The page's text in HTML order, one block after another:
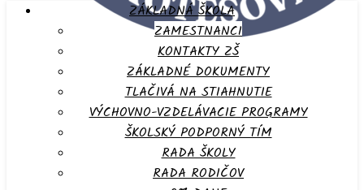
ZÁKLADNÁ ŠKOLA
ZAMESTNANCI
KONTAKTY ZŠ
ZÁKLADNÉ DOKUMENTY
TLAČIVÁ NA STIAHNUTIE
VÝCHOVNO-VZDELÁVACIE PROGRAMY
ŠKOLSKÝ PODPORNÝ TÍM
RADA ŠKOLY
RADA RODIČOV